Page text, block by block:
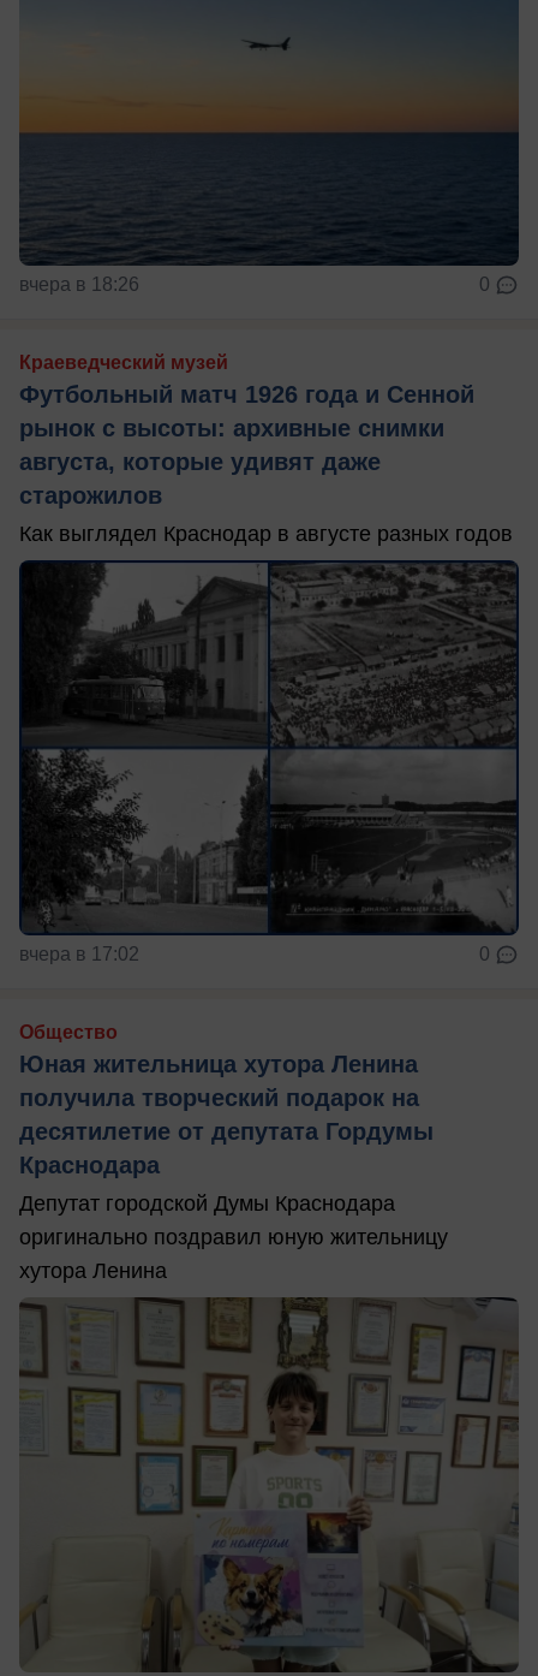
вчера в 18:26 0
Краеведческий музей
Футбольный матч 1926 года и Сенной
рынок с высоты: архивные снимки
августа, которые удивят даже
старожилов
Как выглядел Краснодар в августе разных годов
вчера в 17:02 0
Общество
Юная жительница хутора Ленина
получила творческий подарок на
десятилетие от депутата Гордумы
Краснодара
Депутат городской Думы Краснодара
оригинально поздравил юную жительницу
хутора Ленина